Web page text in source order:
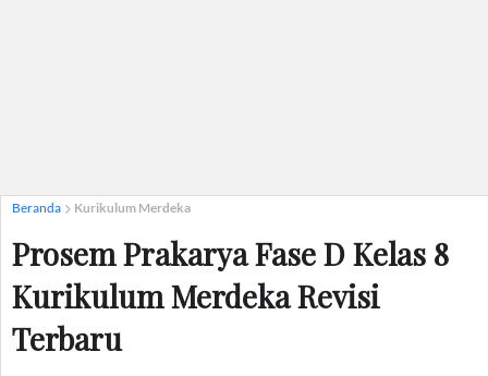
Beranda Kurikulum Merdeka
Prosem Prakarya Fase D Kelas 8
Kurikulum Merdeka Revisi
Terbaru